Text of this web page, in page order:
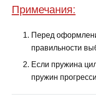
Примечания:
Перед
правильности
Если пружина
пружин